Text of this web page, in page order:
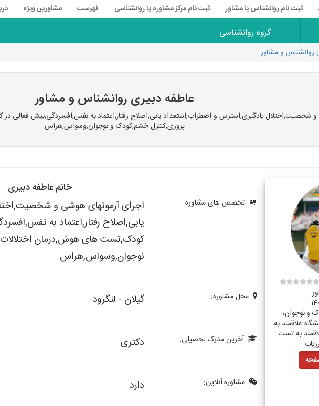
ثبت نام روانشناس یا مشاور ثبت نام مرکز مشاوره یا روانشناسی فهرست مشاورین ویژه
گروه روانشناسی
روانشناس و مشاور
عاطفه دبیری روانشناس و مشاور
یادگیری,استرس و اضطراب,استعداد یابی,اصلاح رفتار,اعتماد به نفس,افسردگی,بیش فعالی
پروری,کنترل خشم,کودک و نوجوان,وسواس,هراس
و نوجوان،
علاقمند به
۴ ماهگی علاقمند به تست
خانم عاطفه دبیری
تخصص های مشاوره:
اجرای آزمونهای هوشی و
یابی,اصلاح رفتار,اعتماد به
کودک,تست های هوش,درمان اختلالات
نوجوان,وسواس,هراس
محل مشاوره: گیلان - لنگرود
آخرین مدرک تحصیلی: دکتری
مشاوره آنلاین: دارد